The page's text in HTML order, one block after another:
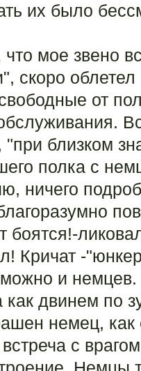
их было
мое звено
скоро
от
"при близком
полка с
ничего
боятся!-
Кричат -
и
двинем по
немец,
с